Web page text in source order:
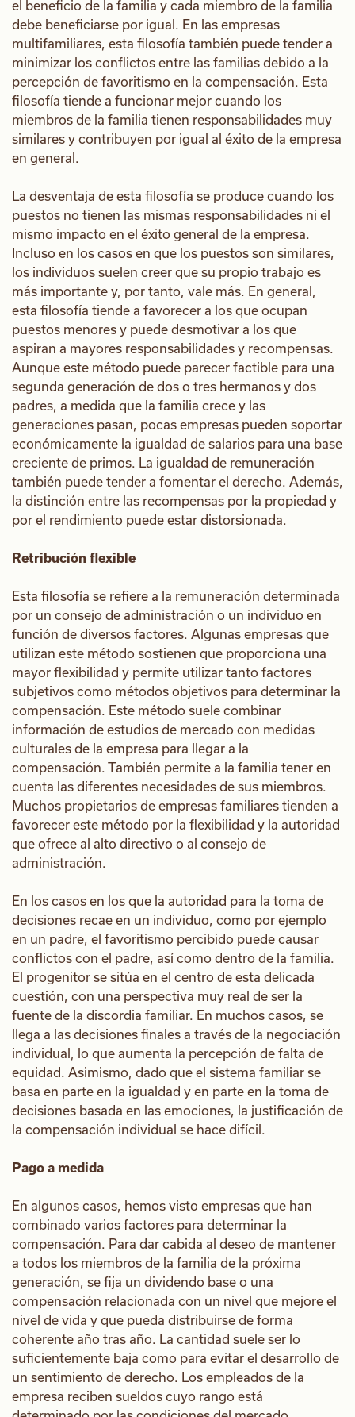
el beneficio de la familia y cada miembro de la familia
debe beneficiarse por igual. En las empresas
multifamiliares, esta filosofía también puede tender a
minimizar los conflictos entre las familias debido a la
percepción de favoritismo en la compensación. Esta
filosofía tiende a funcionar mejor cuando los
miembros de la familia tienen responsabilidades muy
similares y contribuyen por igual al éxito de la empresa
en general.
La desventaja de esta filosofía se produce cuando los
puestos no tienen las mismas responsabilidades ni el
mismo impacto en el éxito general de la empresa.
Incluso en los casos en que los puestos son similares,
los individuos suelen creer que su propio trabajo es
más importante y, por tanto, vale más. En general,
esta filosofía tiende a favorecer a los que ocupan
puestos menores y puede desmotivar a los que
aspiran a mayores responsabilidades y recompensas.
Aunque este método puede parecer factible para una
segunda generación de dos o tres hermanos y dos
padres, a medida que la familia crece y las
generaciones pasan, pocas empresas pueden soportar
económicamente la igualdad de salarios para una base
creciente de primos. La igualdad de remuneración
también puede tender a fomentar el derecho. Además,
la distinción entre las recompensas por la propiedad y
por el rendimiento puede estar distorsionada.
Retribución flexible
Esta filosofía se refiere a la remuneración determinada
por un consejo de administración o un individuo en
función de diversos factores. Algunas empresas que
utilizan este método sostienen que proporciona una
mayor flexibilidad y permite utilizar tanto factores
subjetivos como métodos objetivos para determinar la
compensación. Este método suele combinar
información de estudios de mercado con medidas
culturales de la empresa para llegar a la
compensación. También permite a la familia tener en
cuenta las diferentes necesidades de sus miembros.
Muchos propietarios de empresas familiares tienden a
favorecer este método por la flexibilidad y la autoridad
que ofrece al alto directivo o al consejo de
administración.
En los casos en los que la autoridad para la toma de
decisiones recae en un individuo, como por ejemplo
en un padre, el favoritismo percibido puede causar
conflictos con el padre, así como dentro de la familia.
El progenitor se sitúa en el centro de esta delicada
cuestión, con una perspectiva muy real de ser la
fuente de la discordia familiar. En muchos casos, se
llega a las decisiones finales a través de la negociación
individual, lo que aumenta la percepción de falta de
equidad. Asimismo, dado que el sistema familiar se
basa en parte en la igualdad y en parte en la toma de
decisiones basada en las emociones, la justificación de
la compensación individual se hace difícil.
Pago a medida
En algunos casos, hemos visto empresas que han
combinado varios factores para determinar la
compensación. Para dar cabida al deseo de mantener
a todos los miembros de la familia de la próxima
generación, se fija un dividendo base o una
compensación relacionada con un nivel que mejore el
nivel de vida y que pueda distribuirse de forma
coherente año tras año. La cantidad suele ser lo
suficientemente baja como para evitar el desarrollo de
un sentimiento de derecho. Los empleados de la
empresa reciben sueldos cuyo rango está